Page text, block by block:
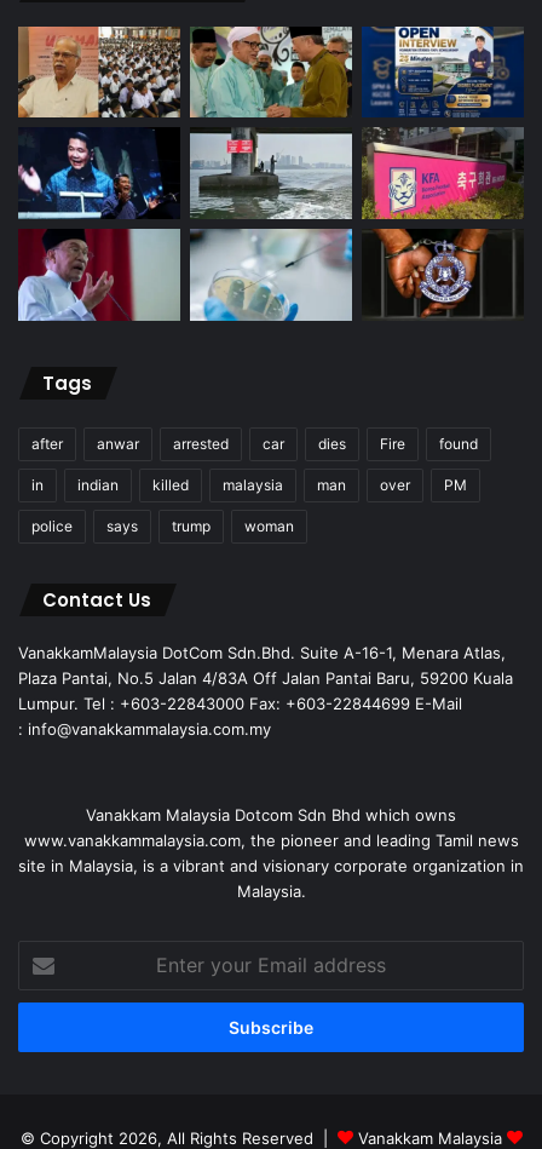
Tags
after anwar arrested car dies Fire found
in indian killed malaysia man over PM
police says trump woman
Contact Us
VanakkamMalaysia DotCom Sdn.Bhd. Suite A-16-1, Menara Atlas,
Plaza Pantai, No.5 Jalan 4/83A Off Jalan Pantai Baru, 59200 Kuala
Lumpur. Tel : +603-22843000 Fax: +603-22844699 E-Mail
: info@vanakkammalaysia.com.my
Vanakkam Malaysia Dotcom Sdn Bhd which owns
www.vanakkammalaysia.com, the pioneer and leading Tamil news
site in Malaysia, is a vibrant and visionary corporate organization in
Malaysia.
your
Email
© Copyright 2026, All Rights Reserved | Vanakkam Malaysia